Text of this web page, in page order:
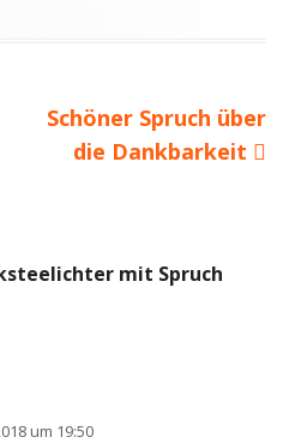
Nächster
Beitrag
Schöner Spruch über
die Dankbarkeit
mit Spruch
um 19:50